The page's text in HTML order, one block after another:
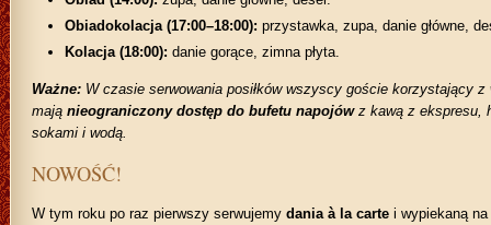
Obiadokolacja (17:00–18:00): przystawka, zupa, danie główne,
Kolacja (18:00): danie gorące, zimna płyta.
Ważne: W czasie serwowania posiłków wszyscy goście korzystający z
mają nieograniczony dostęp do bufetu napojówz kawą z ekspresu,
sokami i wodą.
NOWOŚĆ!
W tym roku po raz pierwszy serwujemy dania à la carte i wypiekaną